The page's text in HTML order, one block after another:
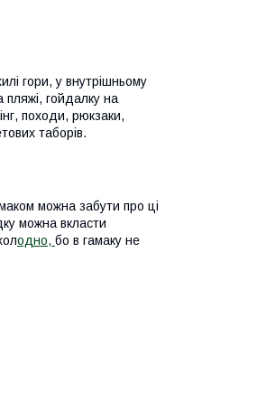
гори, у внутрішньому
пляжі, гойдалку на
походи, рюкзаки,
таборів.
можна забути про ці
можна вкласти
одно, бо в гамаку не